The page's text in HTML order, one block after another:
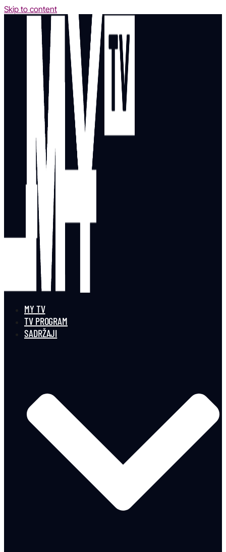
Skip to content
MY TV
TV PROGRAM
SADRŽAJI